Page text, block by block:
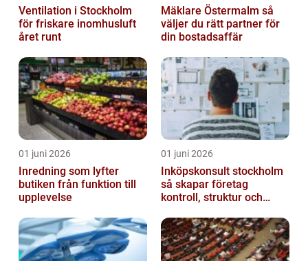
Ventilation i Stockholm
för friskare inomhusluft
året runt
Mäklare Östermalm så
väljer du rätt partner för
din bostadsaffär
01 juni 2026
Inredning som lyfter
butiken från funktion till
upplevelse
01 juni 2026
Inköpskonsult stockholm
så skapar företag
kontroll, struktur och